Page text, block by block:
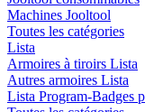
Machines Jooltool
Toutes les catégories
Lista
Armoires à tiroirs Lista
Autres armoires Lista
Lista Program-Badges